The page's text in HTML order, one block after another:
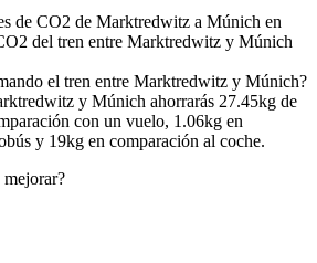
de CO2 de Marktredwitz a Múnich en
del tren entre Marktredwitz y Múnich
el tren entre Marktredwitz y Múnich?
y Múnich ahorrarás 27.45kg de
con un vuelo, 1.06kg en
y 19kg en comparación al coche.